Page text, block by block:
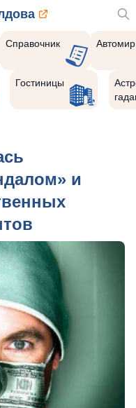
Справочник Автомир
Гостиницы
и